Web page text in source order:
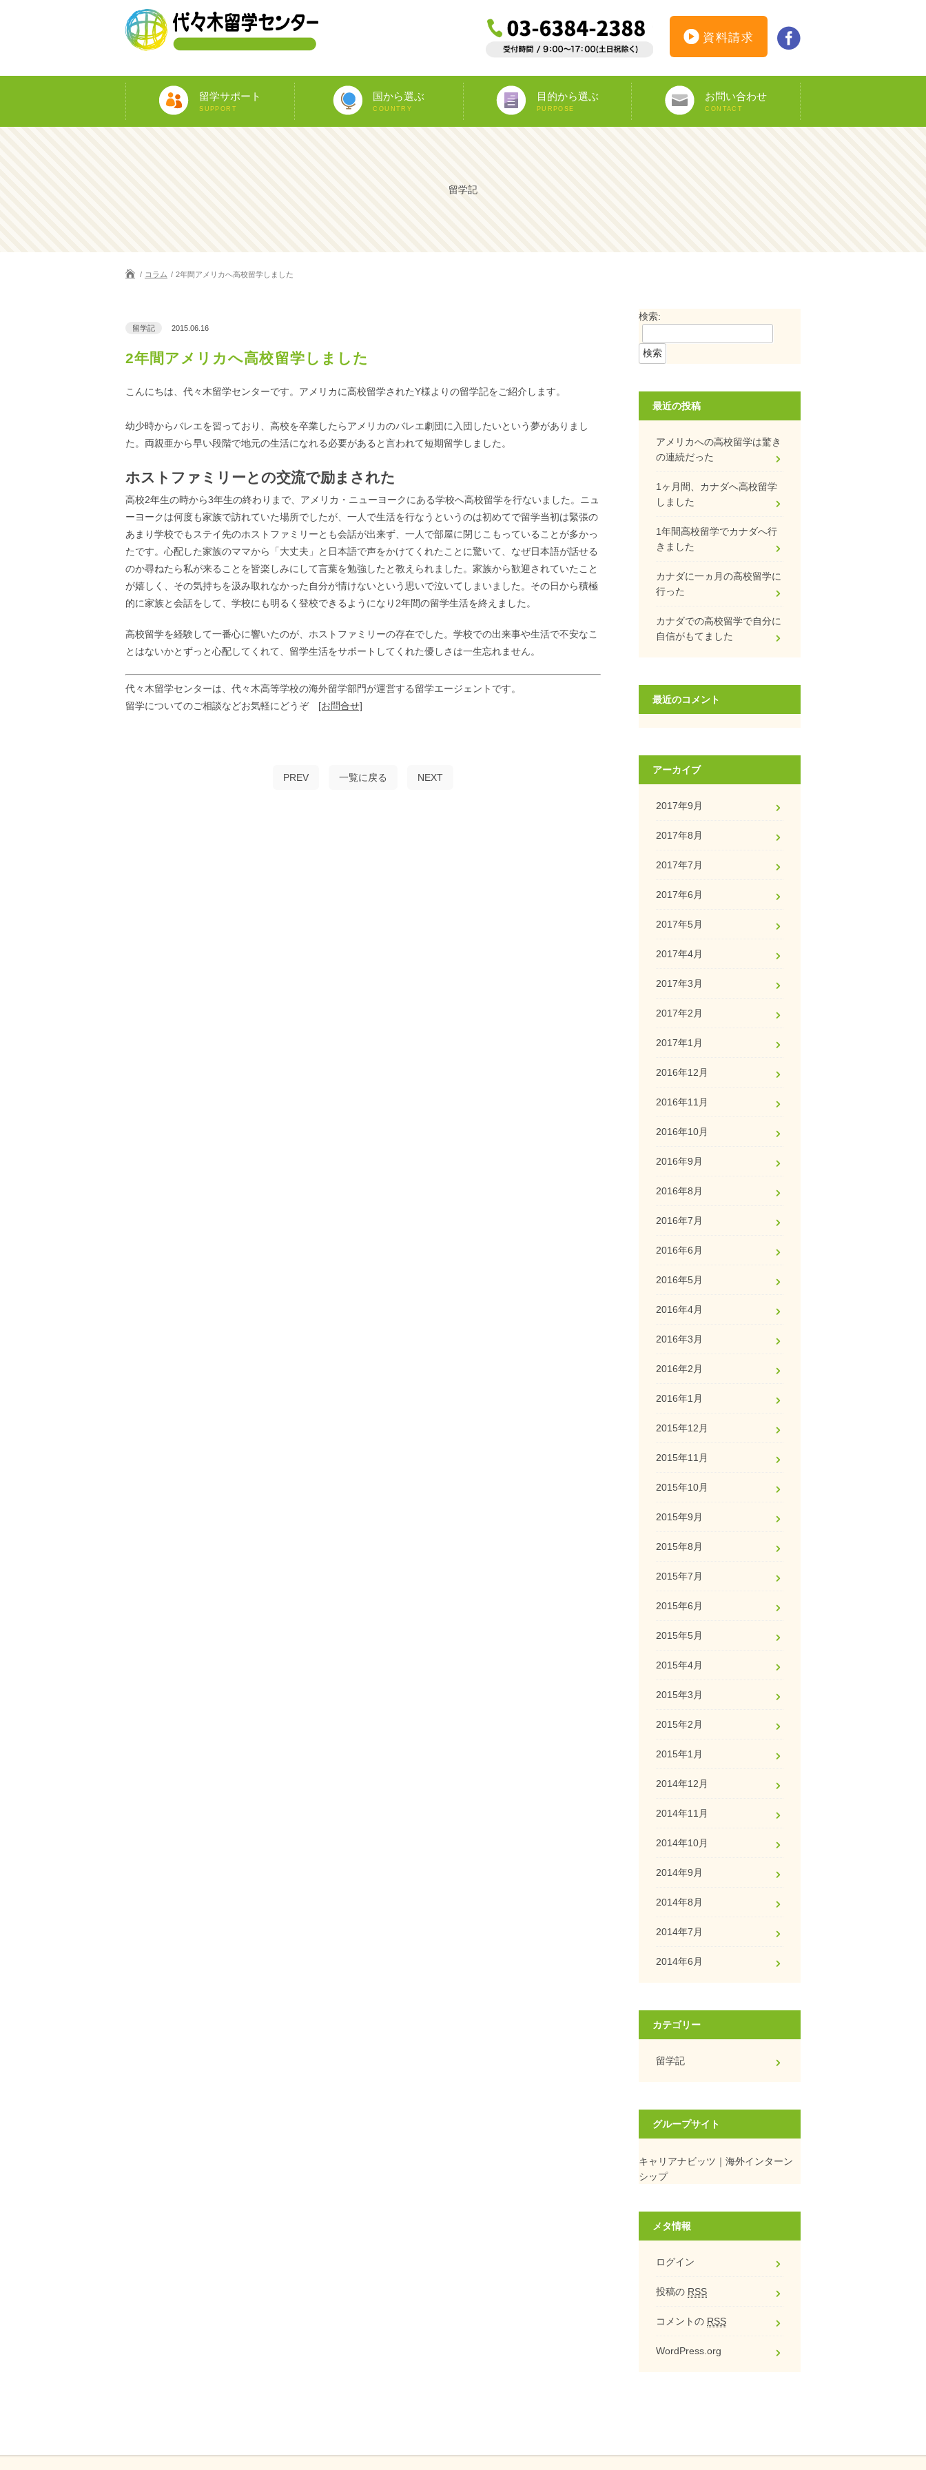
資料請求
留学サポート
SUPPORT
国から選ぶ
COUNTRY
アメリカ
カナダ
オーストラリア
ニュージーランド
イギリス
アイルランド
マルタ
イタリア
スペイン
フランス
ドイツ
南アフリカ
目的から選ぶ
PURPOSE
語学留学
教師宅ホームステイ
中学/高校正規留学
大学正規留学
専門留学
語学プラスα
海外ボランティア
海外インターンシップ
オペア
ワーキングホリデー
お問い合わせ
CONTACT
カウンセリング予約
資料請求
オンライン申し込み
インターンシップ仮登録
ビザ申請サポート
DS-160
留学記
コラム 2年間アメリカへ高校留学しました
留学記 2015.06.16
2年間アメリカへ高校留学しました
こんにちは、代々木留学センターです。アメリカに高校留学されたY様よりの留学記をご紹介します。
幼少時からバレエを習っており、高校を卒業したらアメリカのバレエ劇団に入団したいという夢がありまし
た。両親亜から早い段階で地元の生活になれる必要があると言われて短期留学しました。
ホストファミリーとの交流で励まされた
高校2年生の時から3年生の終わりまで、アメリカ・ニューヨークにある学校へ高校留学を行ないました。ニュ
ーヨークは何度も家族で訪れていた場所でしたが、一人で生活を行なうというのは初めてで留学当初は緊張の
あまり学校でもステイ先のホストファミリーとも会話が出来ず、一人で部屋に閉じこもっていることが多かっ
たです。心配した家族のママから「大丈夫」と日本語で声をかけてくれたことに驚いて、なぜ日本語が話せる
のか尋ねたら私が来ることを皆楽しみにして言葉を勉強したと教えられました。家族から歓迎されていたこと
が嬉しく、その気持ちを汲み取れなかった自分が情けないという思いで泣いてしまいました。その日から積極
的に家族と会話をして、学校にも明るく登校できるようになり2年間の留学生活を終えました。
高校留学を経験して一番心に響いたのが、ホストファミリーの存在でした。学校での出来事や生活で不安なこ
とはないかとずっと心配してくれて、留学生活をサポートしてくれた優しさは一生忘れません。
代々木留学センターは、代々木高等学校の海外留学部門が運営する留学エージェントです。
留学についてのご相談などお気軽にどうぞ [お問合せ]
PREV 一覧に戻る NEXT
検索:
最近の投稿
アメリカへの高校留学は驚き
の連続だった
1ヶ月間、カナダへ高校留学
しました
1年間高校留学でカナダへ行
きました
カナダに一ヵ月の高校留学に
行った
カナダでの高校留学で自分に
自信がもてました
最近のコメント
アーカイブ
2017年9月
2017年8月
2017年7月
2017年6月
2017年5月
2017年4月
2017年3月
2017年2月
2017年1月
2016年12月
2016年11月
2016年10月
2016年9月
2016年8月
2016年7月
2016年6月
2016年5月
2016年4月
2016年3月
2016年2月
2016年1月
2015年12月
2015年11月
2015年10月
2015年9月
2015年8月
2015年7月
2015年6月
2015年5月
2015年4月
2015年3月
2015年2月
2015年1月
2014年12月
2014年11月
2014年10月
2014年9月
2014年8月
2014年7月
2014年6月
カテゴリー
留学記
グループサイト
キャリアナビッツ｜海外インターン
シップ
メタ情報
ログイン
投稿の RSS
コメントの RSS
WordPress.org